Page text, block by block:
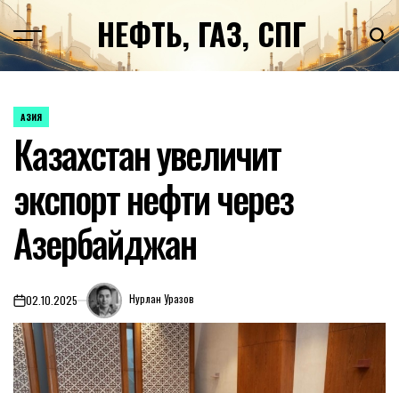
Перейти
к
содержимомуНЕФТЬ, ГАЗ, СПГ
ОПУБЛИКОВАНО
АЗИЯ
Казахстан увеличит
экспорт нефти через
Азербайджан
on02.10.2025 Нурлан Уразов